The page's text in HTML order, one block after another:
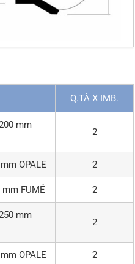
Q.TÀ X IMB.
mm
2
OPALE 2
mm FUMÉ 2
mm
2
OPALE 2